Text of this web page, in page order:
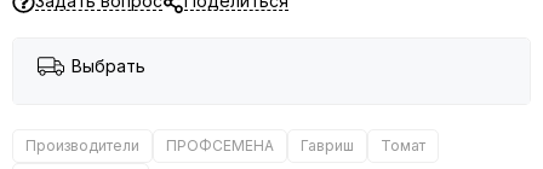
Выбрать
Производители ПРОФСЕМЕНА Гавриш
Томат